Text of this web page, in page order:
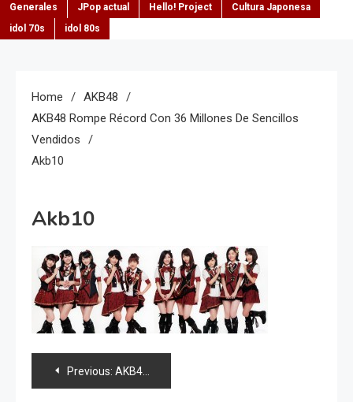
Generales
JPop actual Hello! Project
Cultura Japonesa
idol 70s
idol 80s
Home
AKB48
AKB48 Rompe Récord Con 36 Millones De Sencillos
Vendidos
Akb10
Akb10
Navegación
Previous: AKB48 rompe récord con 36 millones de sencillos vendidos